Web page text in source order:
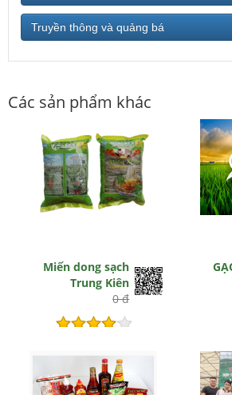
Truyền thông và quảng bá
Các sản phẩm khác
Miến dong sạch
Trung Kiên
0 đ